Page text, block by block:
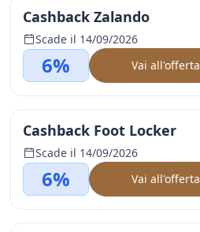
Cashback Zalando
Scade il 14/09/2026
6% Vai all'offerta
Cashback Foot Locker
Scade il 14/09/2026
6% Vai all'offerta